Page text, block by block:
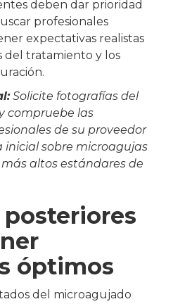
deben dar prioridad
profesionales
expectativas realistas
del tratamiento y los
Solicite fotografías del
compruebe las
de su proveedor
sobre microagujas
altos estándares de
óptimos
del microagujado